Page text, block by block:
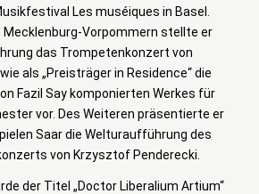
Les muséiques in Basel.
Mecklenburg-Vorpommern stellte er
das Trompetenkonzert von
als „Preisträger in Residence“ die
Fazil Say komponierten Werkes für
vor. Des Weiteren präsentierte er
Saar die Welturaufführung des
von Krzysztof Penderecki.
der Titel „Doctor Liberalium Artium“